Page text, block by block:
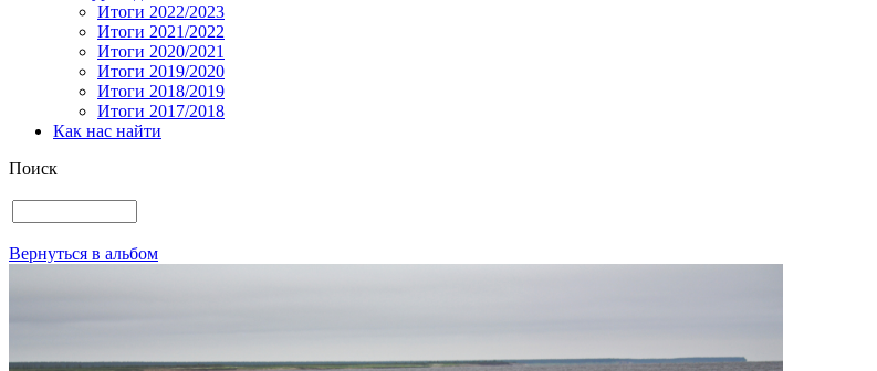
Итоги 2022/2023
Итоги 2021/2022
Итоги 2020/2021
Итоги 2019/2020
Итоги 2018/2019
Итоги 2017/2018
Как нас найти
Поиск
Вернуться в альбом